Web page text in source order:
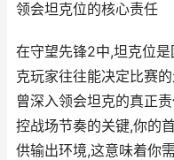
领会坦克位的核心责任
在守望先锋2中,坦克位
克玩家往往能决定比赛
曾深入领会坦克的真正
控战场节奏的关键,你的
供输出环境,这意味着你